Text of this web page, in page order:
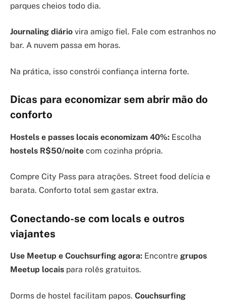
parques cheios todo dia.
Journaling diário vira amigo fiel. Fale com estranhos no
bar. A nuvem passa em horas.
Na prática, isso constrói confiança interna forte.
Dicas para economizar sem abrir mão do
conforto
Hostels e passes locais economizam 40%: Escolha
hostels R$50/noite com cozinha própria.
Compre City Pass para atrações. Street food delícia e
barata. Conforto total sem gastar extra.
Conectando-se com locals e outros
viajantes
Use Meetup e Couchsurfing agora: Encontre grupos
Meetup locais para rolês gratuitos.
Dorms de hostel facilitam papos. Couchsurfing